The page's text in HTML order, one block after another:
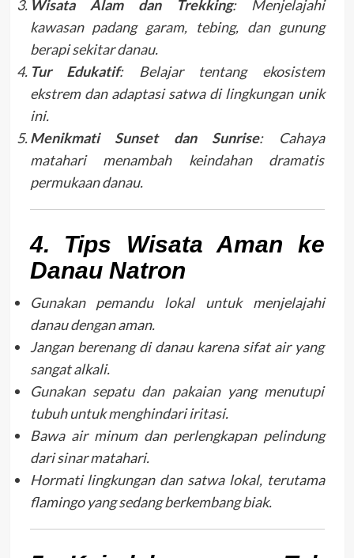
Wisata Alam dan Trekking: Menjelajahi
kawasan padang garam, tebing, dan gunung
berapi sekitar danau.
Tur Edukatif: Belajar tentang ekosistem
ekstrem dan adaptasi satwa di lingkungan unik
ini.
Menikmati Sunset dan Sunrise: Cahaya
matahari menambah keindahan dramatis
permukaan danau.
4. Tips Wisata Aman ke
Danau Natron
Gunakan pemandu lokal untuk menjelajahi
danau dengan aman.
Jangan berenang di danau karena sifat air yang
sangat alkali.
Gunakan sepatu dan pakaian yang menutupi
tubuh untuk menghindari iritasi.
Bawa air minum dan perlengkapan pelindung
dari sinar matahari.
Hormati lingkungan dan satwa lokal, terutama
flamingo yang sedang berkembang biak.